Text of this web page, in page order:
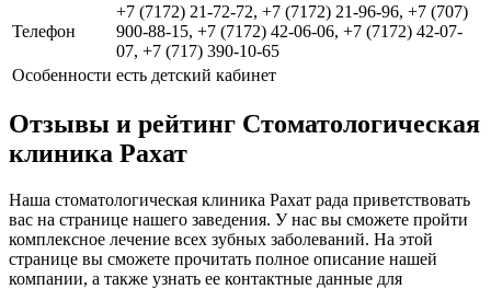
Телефон
+7 (7172) 21-72-72, +7 (7172) 21-96-96, +7 (707)
900-88-15, +7 (7172) 42-06-06, +7 (7172) 42-07-
07, +7 (717) 390-10-65
Особенности есть детский кабинет
Отзывы и рейтинг Стоматологическая
клиника Рахат
Наша стоматологическая клиника Рахат рада приветствовать
вас на странице нашего заведения. У нас вы сможете пройти
комплексное лечение всех зубных заболеваний. На этой
странице вы сможете прочитать полное описание нашей
компании, а также узнать ее контактные данные для